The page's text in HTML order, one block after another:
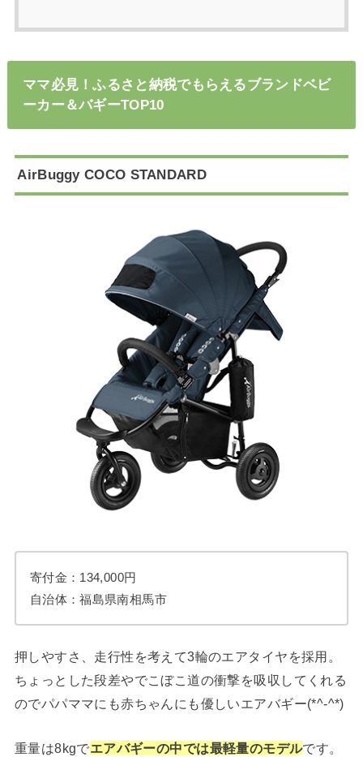
ママ必見！ふるさと納税でもらえるブランドベビ
ーカー＆バギーTOP10
AirBuggy COCO STANDARD
寄付金：134,000円
自治体：福島県南相馬市
押しやすさ、走行性を考えて3輪のエアタイヤを採用。
ちょっとした段差やでこぼこ道の衝撃を吸収してくれる
のでパパママにも赤ちゃんにも優しいエアバギー(*^-^*)
重量は8kgでエアバギーの中では最軽量のモデルです。